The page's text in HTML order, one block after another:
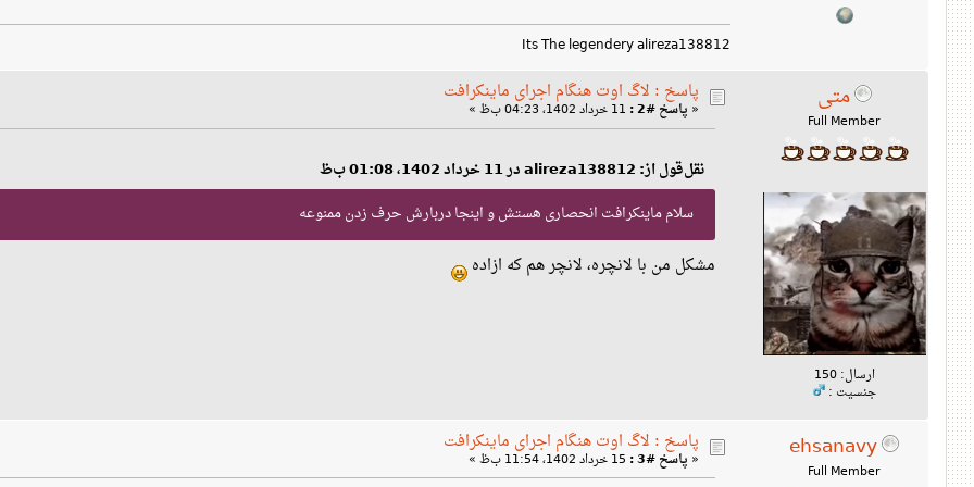
Its The legendery alireza138812
متی
Full Member
ارسال: 150
جنسیت :
پاسخ : لاگ اوت هنگام اجرای ماینکرافت
« پاسخ #2 :
نقل‌قول از: alireza138812 در 11 خرداد 1402، 01:08 ب‌ظ
سلام ماینکرافت انحصاری هستش و اینجا دربارش حرف زدن ممنوعه
مشکل من با لانچره، لانچر هم که ازاده
ehsanavy
Full Member
پاسخ : لاگ اوت هنگام اجرای ماینکرافت
« پاسخ #3 :